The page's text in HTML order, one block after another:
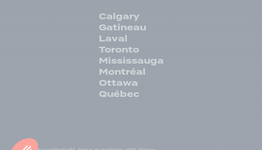
Calgary
Gatineau
Laval
Toronto
Mississauga
Montréal
Ottawa
Québec